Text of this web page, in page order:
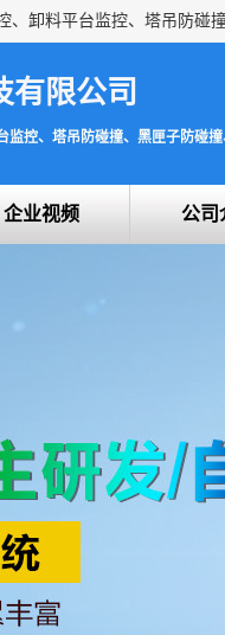
有限公司
控、塔吊防碰撞、黑匣子防碰
企业视频 公司